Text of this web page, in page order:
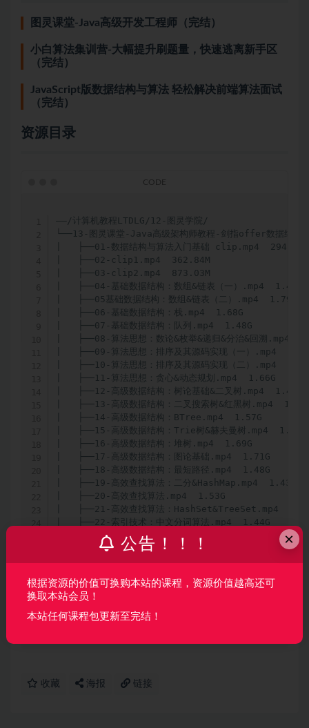
图灵课堂-Java高级开发工程师（完结）
小白算法集训营-大幅提升刷题量，快速逃离新手区
（完结）
JavaScript版数据结构与算法 轻松解决前端算法面试
（完结）
资源目录
——/计算机教程LTDLG/12-图灵学院/
└──13-图灵课堂-Java高级架构师教程-剑指offer数据结
|   ├──01-数据结构与算法入门基础 clip.mp4  294.65M
|   ├──02-clip1.mp4  362.84M
|   ├──03-clip2.mp4  873.03M
|   ├──04-基础数据结构：数组&链表（一）.mp4  1.40G
|   ├──05基础数据结构：数组&链表（二）.mp4  1.79G
|   ├──06-基础数据结构：栈.mp4  1.68G
|   ├──07-基础数据结构：队列.mp4  1.48G
|   ├──08-算法思想：数论&枚举&递归&分治&回溯.mp4
|   ├──09-算法思想：排序及其源码实现（一）.mp4
|   ├──10-算法思想：排序及其源码实现（二）.mp4
|   ├──11-算法思想：贪心&动态规划.mp4  1.66G
|   ├──12-高级数据结构：树论基础&二叉树.mp4  1.47G
|   ├──13-高级数据结构：二叉搜索树&红黑树.mp4
|   ├──14-高级数据结构：BTree.mp4  1.57G
|   ├──15-高级数据结构：Trie树&赫夫曼树.mp4  1.50G
|   ├──16-高级数据结构：堆树.mp4  1.69G
|   ├──17-高级数据结构：图论基础.mp4  1.71G
|   ├──18-高级数据结构：最短路径.mp4  1.48G
|   ├──19-高效查找算法：二分&HashMap.mp4  1.43G
|   ├──20-高效查找算法.mp4  1.53G
|   ├──21-高效查找算法：HashSet&TreeSet.mp4
|   ├──22-索引技术：中文分词算法.mp4  1.44G
|   ├──23-索引技术：Lucene.mp4  1.40G
|   ├──24-算法总结.mp4  1.31G
|   └──资料代码.zip.zip  28.83M
声明：本站所有资料均来源于网络以及用户发布，如对资源有争
收藏 海报 链接
×
公告！！！
根据资源的价值可换购本站的课程，资源价值越高还可
换取本站会员！
本站任何课程包更新至完结！